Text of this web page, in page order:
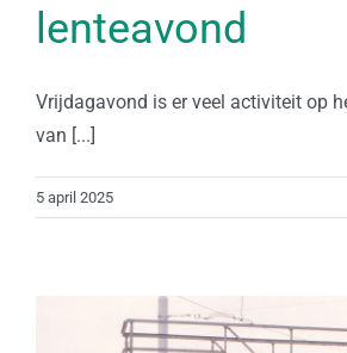
lenteavond
Vrijdagavond is er veel activiteit op
van [...]
5 april 2025